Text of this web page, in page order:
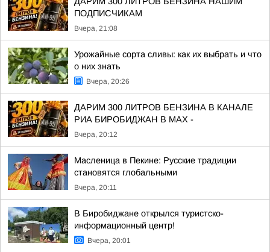
ПОДПИСЧИКАМ
Вчера, 21:08
Урожайные сорта сливы: как их выбрать и что
о них знать
Вчера, 20:26
ДАРИМ 300 ЛИТРОВ БЕНЗИНА В КАНАЛЕ
РИА БИРОБИДЖАН В МАХ -
Вчера, 20:12
Масленица в Пекине: Русские традиции
становятся глобальными
Вчера, 20:11
В Биробиджане открылся туристско-
информационный центр!
Вчера, 20:01